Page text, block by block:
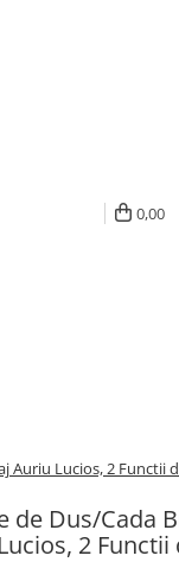
0,00
Auriu Lucios, 2 Functii
de Dus/Cada
2 Functii